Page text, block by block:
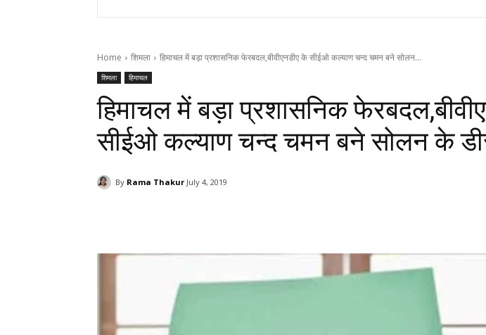
Home शिमला हिमाचल में बड़ा प्रशासनिक फेरबदल,बीवीएनडीए के सीईओ कल्याण चन्द चमन बने सोलन...
शिमला हिमाचल
हिमाचल में बड़ा प्रशासनिक
सीईओ कल्याण चन्द चमन बने सोलन के
By Rama Thakur July 4, 2019